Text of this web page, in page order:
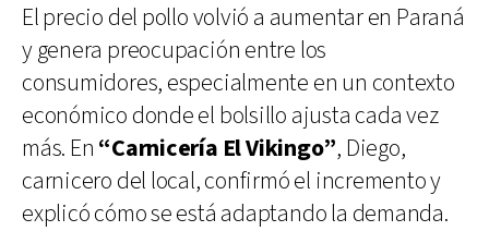
El precio del pollo volvió a aumentar en Paraná
y genera preocupación entre los
consumidores, especialmente en un contexto
económico donde el bolsillo ajusta cada vez
más. En “Carnicería El Vikingo”, Diego,
carnicero del local, confirmó el incremento y
explicó cómo se está adaptando la demanda.